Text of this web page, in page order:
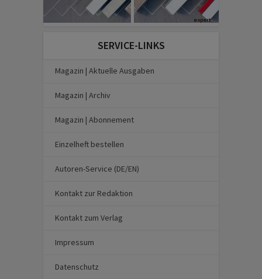
SERVICE-LINKS
Magazin | Aktuelle Ausgaben
Magazin | Archiv
Magazin | Abonnement
Einzelheft bestellen
Autoren-Service (DE/EN)
Kontakt zur Redaktion
Kontakt zum Verlag
Impressum
Datenschutz